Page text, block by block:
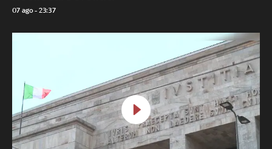
07 ago - 23:37